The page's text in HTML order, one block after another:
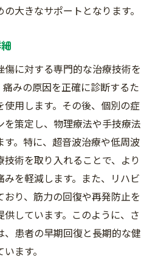
大きなサポートとなります。
傷に対する専門的な治療技術を
みの原因を正確に診断するた
用します。その後、個別の症
策定し、物理療法や手技療法
。特に、超音波治療や低周波
術を取り入れることで、より
を軽減します。また、リハビ
おり、筋力の回復や再発防止を
しています。このように、さ
、患者の早期回復と長期的な健
ます。